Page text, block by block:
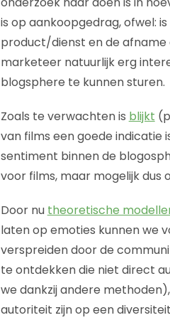
is op aankoopgedrag, ofwel:
product/dienst en de afname
marketeer natuurlijk erg
blogsphere te kunnen sturen.
Zoals te verwachten is blijkt
van films een goede indicatie
sentiment binnen de
voor films, maar mogelijk dus
Door nu theoretische
laten op emoties kunnen we
verspreiden door de
te ontdekken die niet direct
we dankzij andere
autoriteit zijn op een